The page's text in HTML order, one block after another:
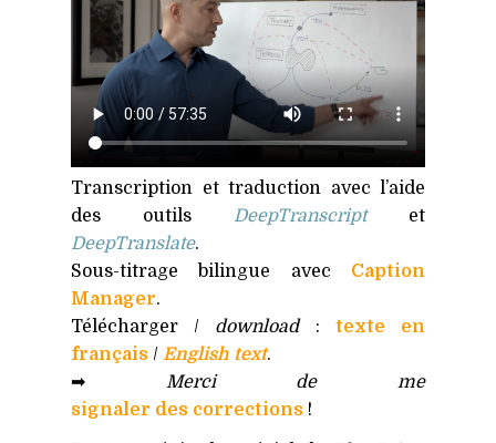
Transcription et traduction avec l’aide
des outils DeepTranscriptet
DeepTranslate.
Sous-titrage bilingue avec Caption
Manager.
Télécharger / download: texte en
français / English text.
➡ Merci de me
signaler des corrections !